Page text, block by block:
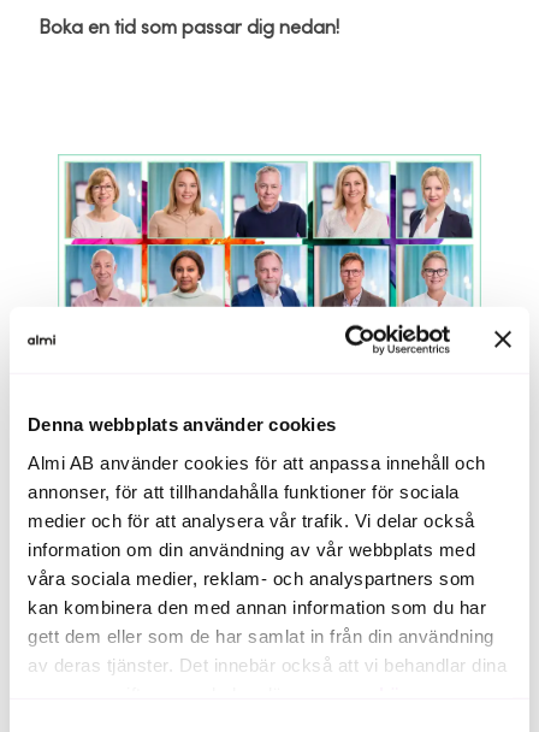
Denna webbplats använder cookies
Almi AB använder cookies för att anpassa innehåll och
annonser, för att tillhandahålla funktioner för sociala
medier och för att analysera vår trafik. Vi delar också
information om din användning av vår webbplats med
våra sociala medier, reklam- och analyspartners som
kan kombinera den med annan information som du har
gett dem eller som de har samlat in från din användning
av deras tjänster. Det innebär också att vi behandlar dina
Boka en tid som passar dig nedan!
Vad är ditt nästa steg i